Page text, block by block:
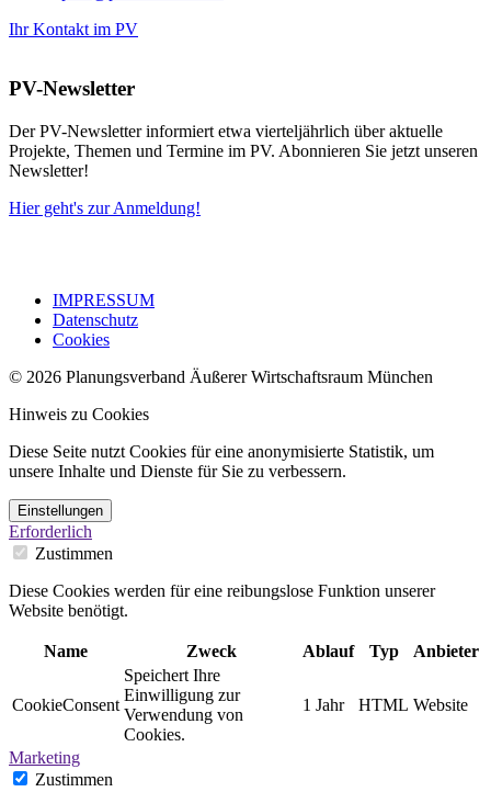
Ihr Kontakt im PV
PV-Newsletter
Der PV-Newsletter informiert etwa vierteljährlich über aktuelle
Projekte, Themen und Termine im PV. Abonnieren Sie jetzt unseren
Newsletter!
Hier geht's zur Anmeldung!
IMPRESSUM
Datenschutz
Cookies
© 2026 Planungsverband Äußerer Wirtschaftsraum München
Hinweis zu Cookies
Diese Seite nutzt Cookies für eine anonymisierte Statistik, um
unsere Inhalte und Dienste für Sie zu verbessern.
Einstellungen
Erforderlich
Zustimmen
Diese Cookies werden für eine reibungslose Funktion unserer
Website benötigt.
Name Zweck Ablauf Typ Anbieter
CookieConsent
Speichert Ihre
Einwilligung zur
Verwendung von
Cookies.
1 Jahr HTML Website
Marketing
Zustimmen